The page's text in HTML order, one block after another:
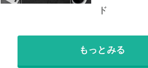
リジナル作成ならコ
ロガー必見！】
ド
もっとみる